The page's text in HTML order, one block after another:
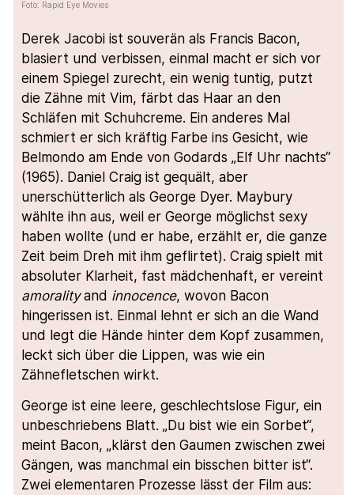
Foto: Rapid Eye Movies
Derek Jacobi ist souverän als Francis Bacon,
blasiert und verbissen, einmal macht er sich vor
einem Spiegel zurecht, ein wenig tuntig, putzt
die Zähne mit Vim, färbt das Haar an den
Schläfen mit Schuhcreme. Ein anderes Mal
schmiert er sich kräftig Farbe ins Gesicht, wie
Belmondo am Ende von Godards „Elf Uhr nachts“
(1965). Daniel Craig ist gequält, aber
unerschütterlich als George Dyer. Maybury
wählte ihn aus, weil er George möglichst sexy
haben wollte (und er habe, erzählt er, die ganze
Zeit beim Dreh mit ihm geflirtet). Craig spielt mit
absoluter Klarheit, fast mädchenhaft, er vereint
amoralityand innocence, wovon Bacon
hingerissen ist. Einmal lehnt er sich an die Wand
und legt die Hände hinter dem Kopf zusammen,
leckt sich über die Lippen, was wie ein
Zähnefletschen wirkt.
George ist eine leere, geschlechtslose Figur, ein
unbeschriebens Blatt. „Du bist wie ein Sorbet“,
meint Bacon, „klärst den Gaumen zwischen zwei
Gängen, was manchmal ein bisschen bitter ist“.
Zwei elementaren Prozesse lässt der Film aus: